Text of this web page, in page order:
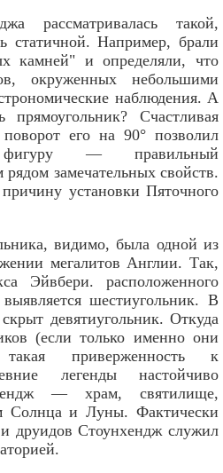
рассматривалась такой,
статичной. Например, брали
камней" и определяли, что
окруженных небольшими
наблюдения. А
Счастливая
его на 90° позволил
— правильный
замечательных свойств.
установки Пяточного
видимо, была одной из
мегалитов Англии. Так,
Эйвбери. расположенного
шестиугольник. В
девятиугольник. Откуда
(если только именно они
приверженность к
легенды настойчиво
— храм, святилище,
Солнца и Луны. Фактически
друидов Стоунхендж служил